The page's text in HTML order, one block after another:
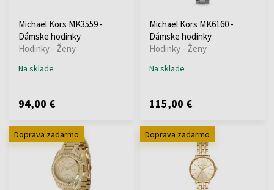
Michael Kors MK3559 -
Dámske hodinky
Hodinky - Ženy
Na sklade
94,00 €
Michael Kors MK6160 -
Dámske hodinky
Hodinky - Ženy
Na sklade
115,00 €
Doprava zadarmo Doprava zadarmo